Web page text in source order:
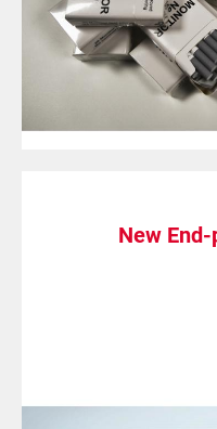
New